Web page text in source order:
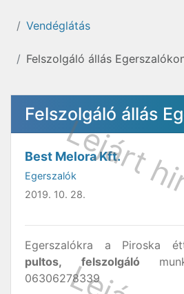
Vendéglátás
Felszolgáló állás
Felszolgáló állás
Best Melora Kft.
Egerszalók
2019. 10. 28.
Egerszalókra a Piroska
pultos, felszolgáló
06306278339